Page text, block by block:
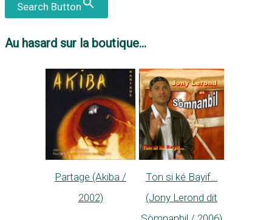
Search Button
Au hasard sur la boutique...
Partage (Akiba /
2002)
Ton si ké Bayif...
(Jony Lerond dit